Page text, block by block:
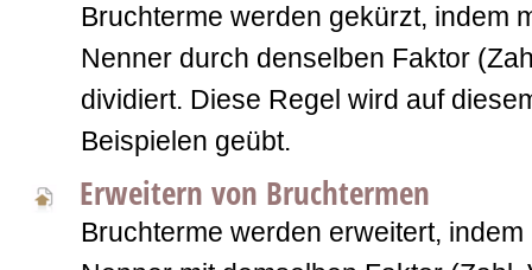
Bruchterme werden gekürzt, indem
Nenner durch denselben Faktor
dividiert. Diese Regel wird auf
Beispielen geübt.
Erweitern von Bruchtermen
Bruchterme werden erweitert,